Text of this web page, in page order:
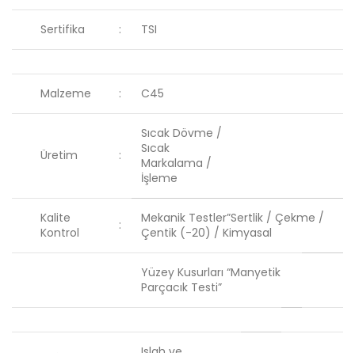
Sertifika : TSI
Malzeme : C45
Üretim :
Sıcak Dövme /
Sıcak
Markalama /
İşleme
Kalite
Kontrol
:
Mekanik Testler”Sertlik / Çekme /
Çentik (-20) / Kimyasal
Yüzey Kusurları “Manyetik
Parçacık Testi”